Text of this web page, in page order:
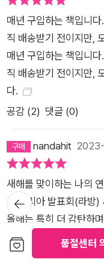
품절센터
교통은 발달하는 현대
소 비자가 늘어나며, 지
이동하고 흐르는 유연
에 방점을 찍는 유연도
전과 지역 소멸을 우려
법을 제시할 것이다. ● Supporting One Another: ‘Care-bas
ed Economy’ 돌봄경제
재다. 초개인화하는 나
돌봄의 시스템화가 중
제의 문제다. 나 이와 건
상이 아니라, 누구에게
도 엄마가 필요한 세상
에, 우리 조직과 사회의
매년 구입하는 책입니
직 배송받기 전이지만,
매년 구입하는 책입니
직 배송받기 전이지만,
다.
공감 (2) 댓글 (0)
nandahit
새해를 맞이하는 나의
드 코리아 발표회(라방)
올해는 특히 더 감탄하
분들, 감사합니다!
1)댓글 (0)
뒤로가
기